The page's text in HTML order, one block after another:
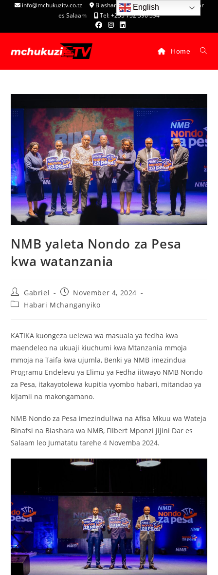
info@mchukuzitv.co.tz
Biashara Complex - P.O. Box 25074, Dar
es Salaam
Tel: +255 752 396 394
Home
NMB yaleta Nondo za Pesa
kwa watanzania
Gabriel
November 4, 2024
Habari Mchanganyiko
KATIKA kuongeza uelewa wa masuala ya fedha kwa
maendeleo na ukuaji kiuchumi kwa Mtanzania mmoja
mmoja na Taifa kwa ujumla, Benki ya NMB imezindua
Programu Endelevu ya Elimu ya Fedha iitwayo NMB Nondo
za Pesa, itakayotolewa kupitia vyombo habari, mitandao ya
kijamii na makongamano.
NMB Nondo za Pesa imezinduliwa na Afisa Mkuu wa Wateja
Binafsi na Biashara wa NMB, Filbert Mponzi jijini Dar es
Salaam leo Jumatatu tarehe 4 Novemba 2024.
English